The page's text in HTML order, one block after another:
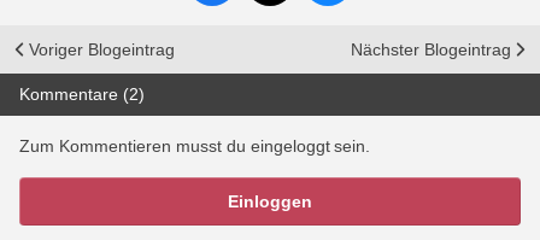
Voriger Blogeintrag Nächster Blogeintrag
Kommentare (2)
Zum Kommentieren musst du eingeloggt sein.
Einloggen